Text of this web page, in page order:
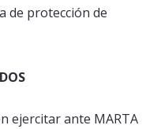
de protección de
ejercitar ante MARTA